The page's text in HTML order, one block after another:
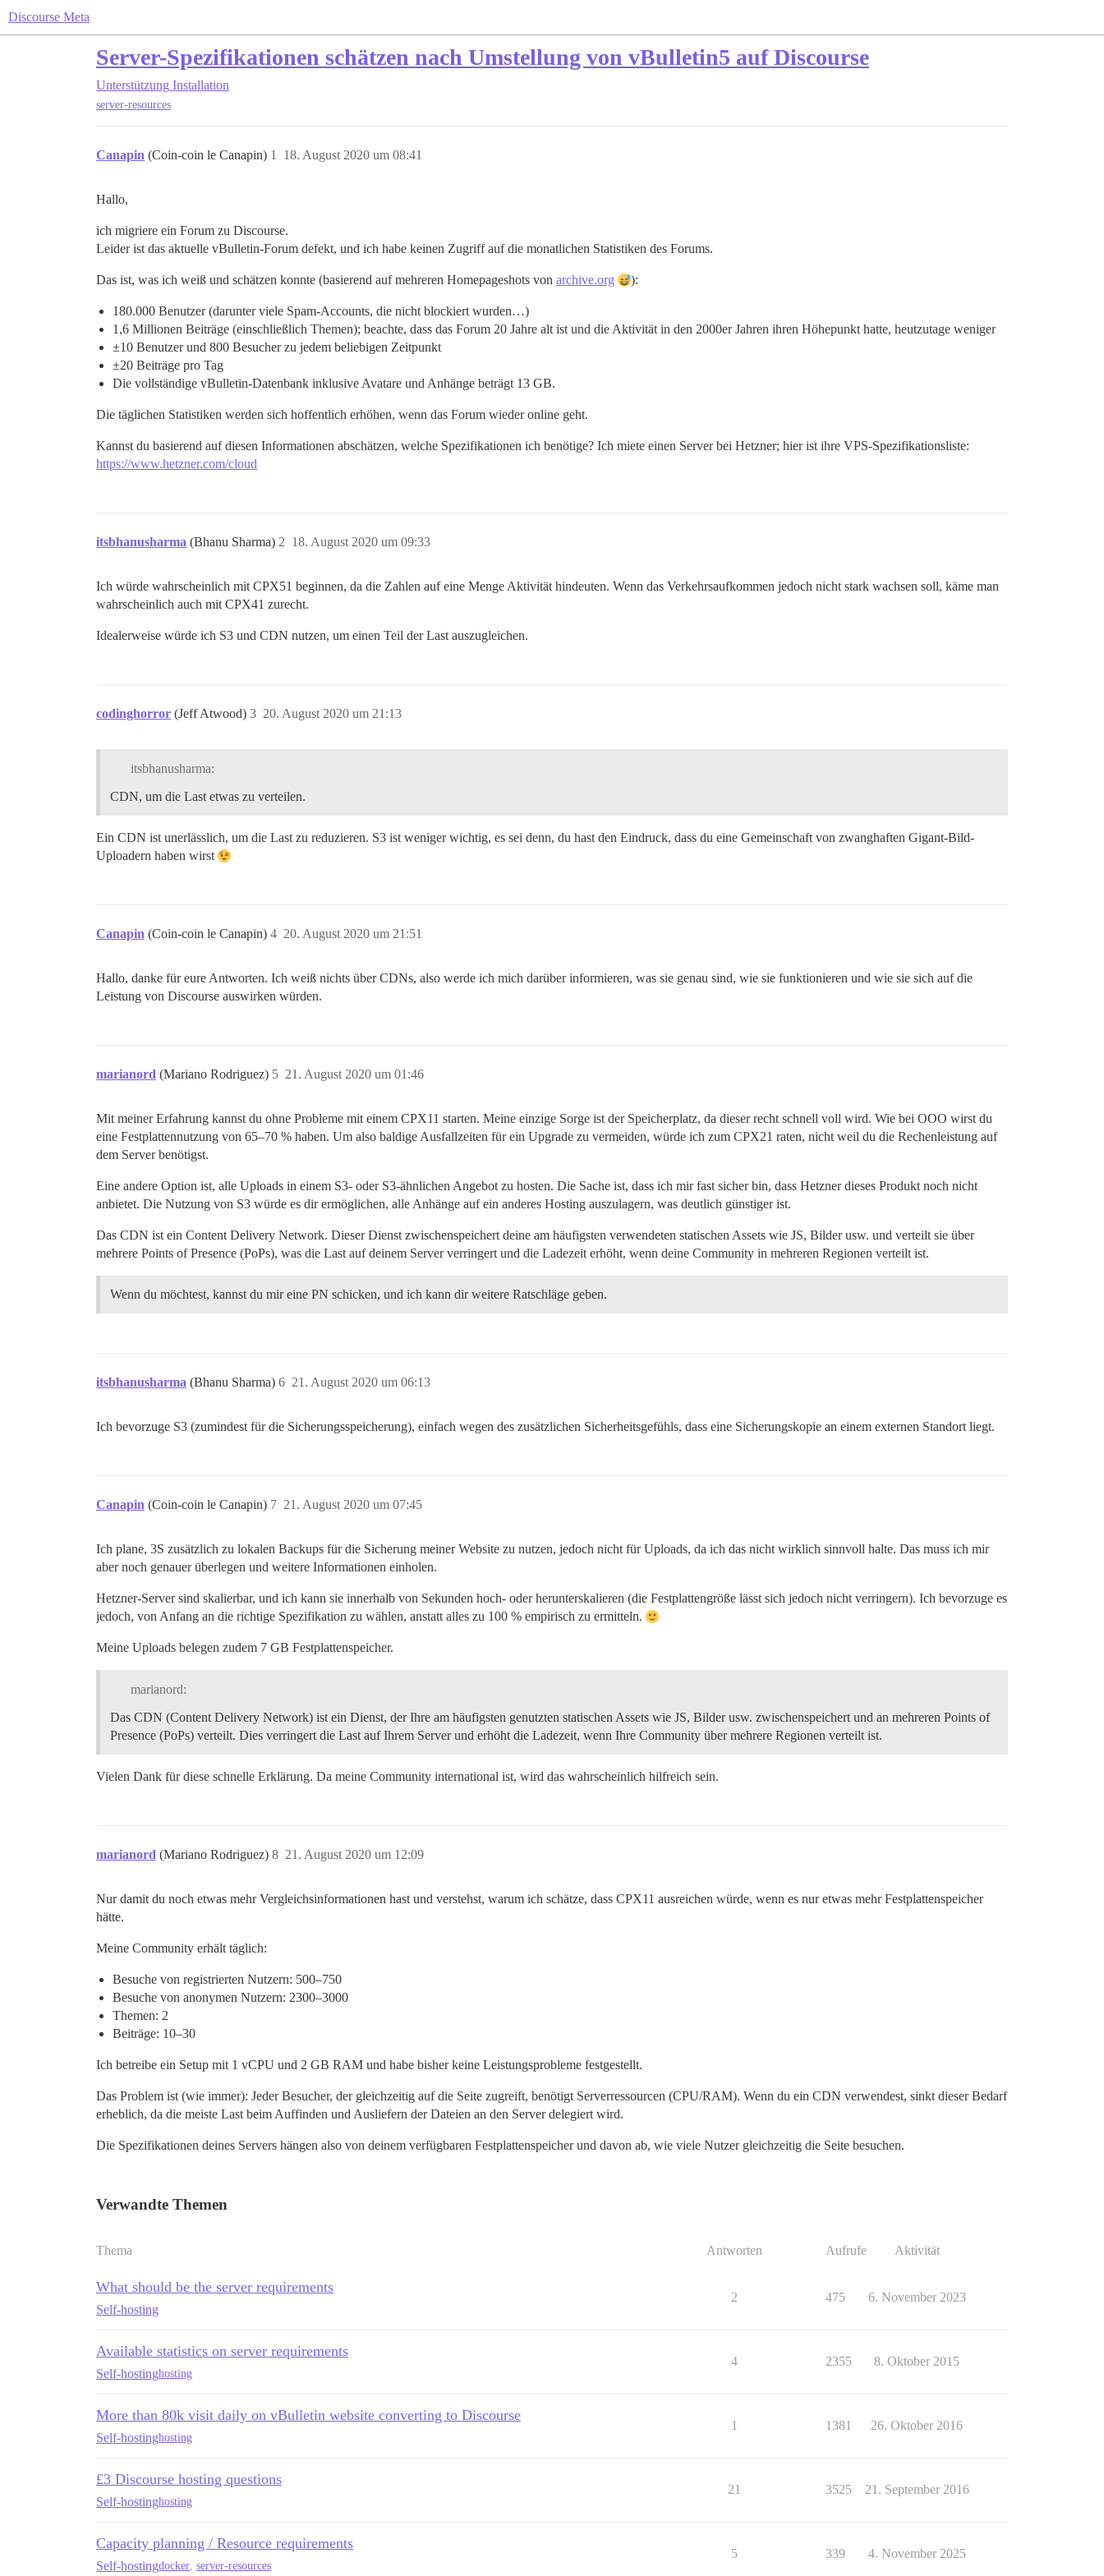
Discourse Meta
Server-Spezifikationen schätzen nach Umstellung von vBulletin5 auf Discourse
Unterstützung Installation
server-resources
Canapin (Coin-coin le Canapin) 18. August 2020 um 08:41
1
Hallo,
ich migriere ein Forum zu Discourse.
Leider ist das aktuelle vBulletin-Forum defekt, und ich habe keinen Zugriff auf die monatlichen Statistiken des Forums.
Das ist, was ich weiß und schätzen konnte (basierend auf mehreren Homepageshots von archive.org ):
180.000 Benutzer (darunter viele Spam-Accounts, die nicht blockiert wurden…)
1,6 Millionen Beiträge (einschließlich Themen); beachte, dass das Forum 20 Jahre alt ist und die Aktivität in den 2000er Jahren ihren Höhepunkt hatte, heutzutage weniger
±10 Benutzer und 800 Besucher zu jedem beliebigen Zeitpunkt
±20 Beiträge pro Tag
Die vollständige vBulletin-Datenbank inklusive Avatare und Anhänge beträgt 13 GB.
Die täglichen Statistiken werden sich hoffentlich erhöhen, wenn das Forum wieder online geht.
Kannst du basierend auf diesen Informationen abschätzen, welche Spezifikationen ich benötige? Ich miete einen Server bei Hetzner; hier ist ihre VPS-Spezifikationsliste:
https://www.hetzner.com/cloud
itsbhanusharma (Bhanu Sharma) 18. August 2020 um 09:33
2
Ich würde wahrscheinlich mit CPX51 beginnen, da die Zahlen auf eine Menge Aktivität hindeuten. Wenn das Verkehrsaufkommen jedoch nicht stark wachsen soll, käme man
wahrscheinlich auch mit CPX41 zurecht.
Idealerweise würde ich S3 und CDN nutzen, um einen Teil der Last auszugleichen.
codinghorror (Jeff Atwood) 20. August 2020 um 21:13
3
itsbhanusharma:
CDN, um die Last etwas zu verteilen.
Ein CDN ist unerlässlich, um die Last zu reduzieren. S3 ist weniger wichtig, es sei denn, du hast den Eindruck, dass du eine Gemeinschaft von zwanghaften Gigant-Bild-
Uploadern haben wirst
Canapin (Coin-coin le Canapin) 20. August 2020 um 21:51
4
Hallo, danke für eure Antworten. Ich weiß nichts über CDNs, also werde ich mich darüber informieren, was sie genau sind, wie sie funktionieren und wie sie sich auf die
Leistung von Discourse auswirken würden.
marianord (Mariano Rodriguez) 21. August 2020 um 01:46
5
Mit meiner Erfahrung kannst du ohne Probleme mit einem CPX11 starten. Meine einzige Sorge ist der Speicherplatz, da dieser recht schnell voll wird. Wie bei OOO wirst du
eine Festplattennutzung von 65–70 % haben. Um also baldige Ausfallzeiten für ein Upgrade zu vermeiden, würde ich zum CPX21 raten, nicht weil du die Rechenleistung auf
dem Server benötigst.
Eine andere Option ist, alle Uploads in einem S3- oder S3-ähnlichen Angebot zu hosten. Die Sache ist, dass ich mir fast sicher bin, dass Hetzner dieses Produkt noch nicht
anbietet. Die Nutzung von S3 würde es dir ermöglichen, alle Anhänge auf ein anderes Hosting auszulagern, was deutlich günstiger ist.
Das CDN ist ein Content Delivery Network. Dieser Dienst zwischenspeichert deine am häufigsten verwendeten statischen Assets wie JS, Bilder usw. und verteilt sie über
mehrere Points of Presence (PoPs), was die Last auf deinem Server verringert und die Ladezeit erhöht, wenn deine Community in mehreren Regionen verteilt ist.
Wenn du möchtest, kannst du mir eine PN schicken, und ich kann dir weitere Ratschläge geben.
itsbhanusharma (Bhanu Sharma) 21. August 2020 um 06:13
6
Ich bevorzuge S3 (zumindest für die Sicherungsspeicherung), einfach wegen des zusätzlichen Sicherheitsgefühls, dass eine Sicherungskopie an einem externen Standort liegt.
Canapin (Coin-coin le Canapin) 21. August 2020 um 07:45
7
Ich plane, 3S zusätzlich zu lokalen Backups für die Sicherung meiner Website zu nutzen, jedoch nicht für Uploads, da ich das nicht wirklich sinnvoll halte. Das muss ich mir
aber noch genauer überlegen und weitere Informationen einholen.
Hetzner-Server sind skalierbar, und ich kann sie innerhalb von Sekunden hoch- oder herunterskalieren (die Festplattengröße lässt sich jedoch nicht verringern). Ich bevorzuge es
jedoch, von Anfang an die richtige Spezifikation zu wählen, anstatt alles zu 100 % empirisch zu ermitteln.
Meine Uploads belegen zudem 7 GB Festplattenspeicher.
marianord:
Das CDN (Content Delivery Network) ist ein Dienst, der Ihre am häufigsten genutzten statischen Assets wie JS, Bilder usw. zwischenspeichert und an mehreren Points of
Presence (PoPs) verteilt. Dies verringert die Last auf Ihrem Server und erhöht die Ladezeit, wenn Ihre Community über mehrere Regionen verteilt ist.
Vielen Dank für diese schnelle Erklärung. Da meine Community international ist, wird das wahrscheinlich hilfreich sein.
marianord (Mariano Rodriguez) 21. August 2020 um 12:09
8
Nur damit du noch etwas mehr Vergleichsinformationen hast und verstehst, warum ich schätze, dass CPX11 ausreichen würde, wenn es nur etwas mehr Festplattenspeicher
hätte.
Meine Community erhält täglich:
Besuche von registrierten Nutzern: 500–750
Besuche von anonymen Nutzern: 2300–3000
Themen: 2
Beiträge: 10–30
Ich betreibe ein Setup mit 1 vCPU und 2 GB RAM und habe bisher keine Leistungsprobleme festgestellt.
Das Problem ist (wie immer): Jeder Besucher, der gleichzeitig auf die Seite zugreift, benötigt Serverressourcen (CPU/RAM). Wenn du ein CDN verwendest, sinkt dieser Bedarf
erheblich, da die meiste Last beim Auffinden und Ausliefern der Dateien an den Server delegiert wird.
Die Spezifikationen deines Servers hängen also von deinem verfügbaren Festplattenspeicher und davon ab, wie viele Nutzer gleichzeitig die Seite besuchen.
Verwandte Themen
Thema Antworten Aufrufe Aktivität
What should be the server requirements
Self-hosting
2 475 6. November 2023
Available statistics on server requirements
Self-hostinghosting
4 2355 8. Oktober 2015
More than 80k visit daily on vBulletin website converting to Discourse
Self-hostinghosting
1 1381 26. Oktober 2016
£3 Discourse hosting questions
Self-hostinghosting
21 3525 21. September 2016
Capacity planning / Resource requirements
Self-hostingdocker, server-resources
5 339 4. November 2025